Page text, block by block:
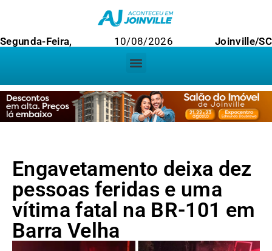
Segunda-Feira, 10/08/2026 Joinville/SC
Engavetamento deixa dez
pessoas feridas e uma
vítima fatal na BR-101 em
Barra Velha